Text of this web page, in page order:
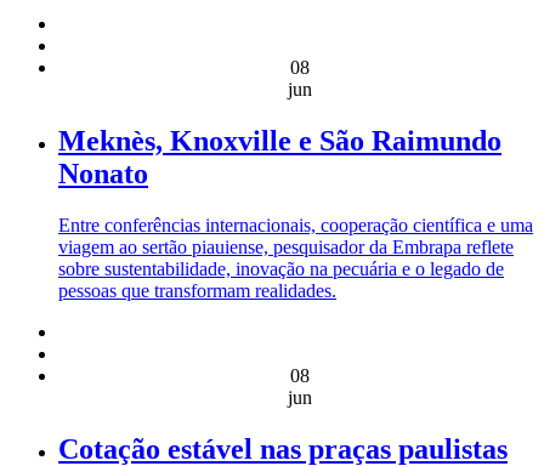
08
jun
Meknès, Knoxville e São Raimundo
Nonato
Entre conferências internacionais, cooperação científica e uma
viagem ao sertão piauiense, pesquisador da Embrapa reflete
sobre sustentabilidade, inovação na pecuária e o legado de
pessoas que transformam realidades.
08
jun
Cotação estável nas praças paulistas